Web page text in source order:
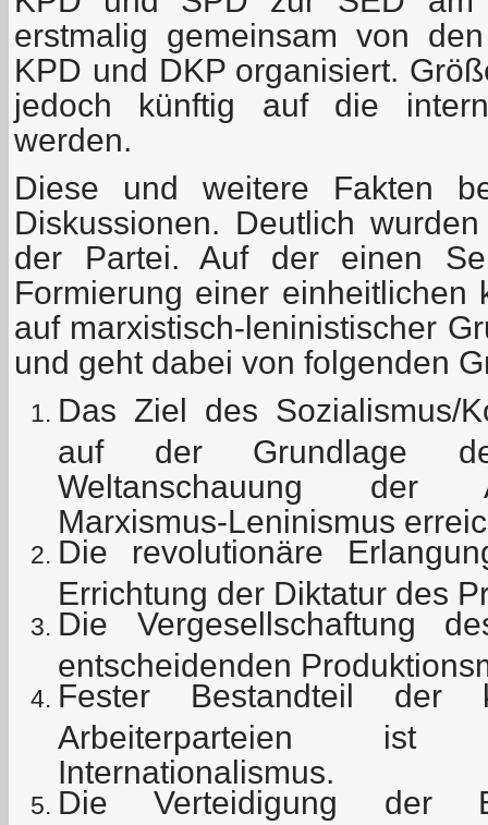
erstmalig gemeinsam von
KPD und DKP organisiert.
jedoch künftig auf die
werden.
Diese und weitere Fakten
Diskussionen. Deutlich
der Partei. Auf der einen
Formierung einer einheitlichen
auf marxistisch-leninistischer
und geht dabei von folgenden
Das Ziel des Sozialismus/
auf der Grundlage der
Weltanschauung der
Marxismus-Leninismus
Die revolutionäre
Errichtung der Diktatur des
Die Vergesellschaftung
entscheidenden
Fester Bestandteil der
Arbeiterparteien ist
Internationalismus.
Die Verteidigung der